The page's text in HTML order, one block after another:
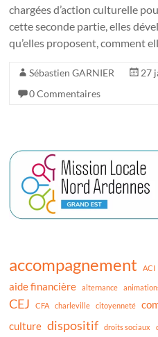
chargées d’action culturelle
cette seconde partie, elles
qu’elles proposent, comment
Sébastien GARNIER 27
0 Commentaires
accompagnement ACI
aide financière
alternance
CEJ CFA charleville citoyenneté
culture dispositif droits sociaux